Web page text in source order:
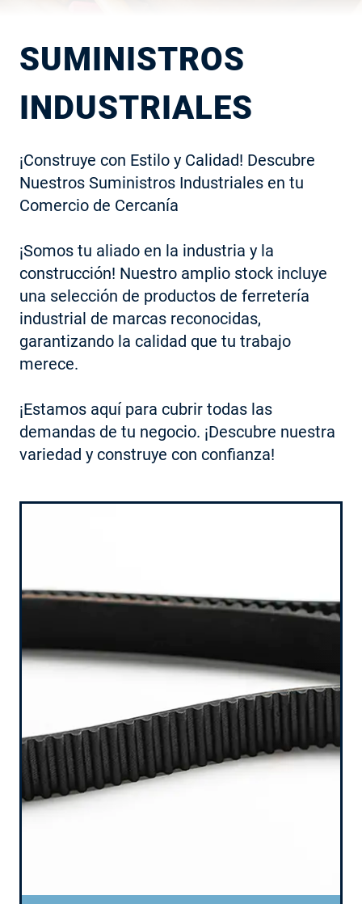
SUMINISTROS
INDUSTRIALES
¡Construye con Estilo y Calidad! Descubre
Nuestros Suministros Industriales en tu
Comercio de Cercanía
¡Somos tu aliado en la industria y la
construcción! Nuestro amplio stock incluye
una selección de productos de ferretería
industrial de marcas reconocidas,
garantizando la calidad que tu trabajo
merece.
¡Estamos aquí para cubrir todas las
demandas de tu negocio. ¡Descubre nuestra
variedad y construye con confianza!